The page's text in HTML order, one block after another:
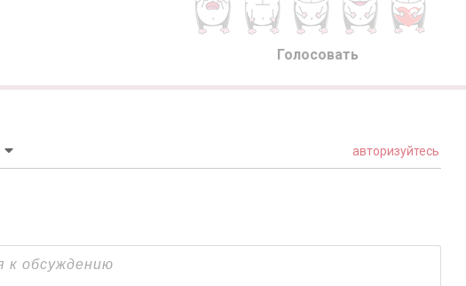
Голосовать
авторизуйтесь